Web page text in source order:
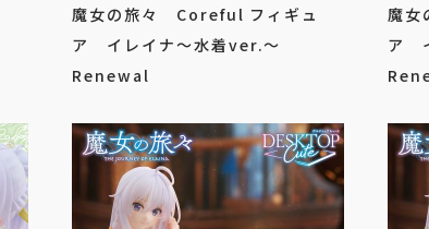
魔女の旅々 Coreful フィギュ
ア イレイナ～水着ver.～
Renewal
魔
ア